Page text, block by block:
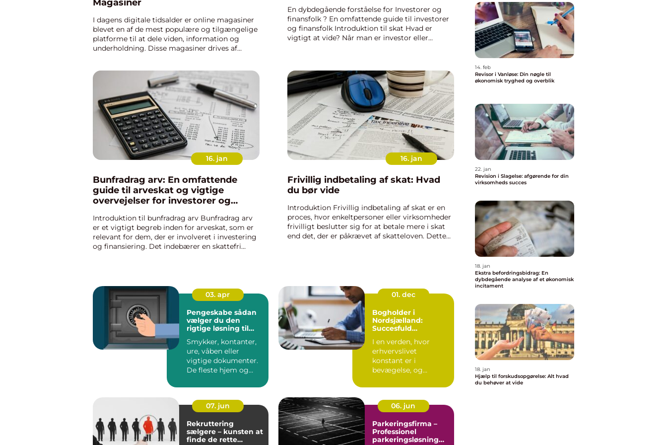
Magasiner
I dagens digitale tidsalder er online magasiner
blevet en af de mest populære og tilgængelige
platforme til at dele viden, information og
underholdning. Disse magasiner drives af
En dybdegående forståelse for Investorer og
finansfolk ? En omfattende guide til investorer
og finansfolk Introduktion til skat Hvad er
vigtigt at vide? Når man er investor eller
16. jan
Bunfradrag arv: En omfattende
guide til arveskat og vigtige
overvejelser for investorer og
Introduktion til bunfradrag arv Bunfradrag arv
er et vigtigt begreb inden for arveskat, som er
relevant for dem, der er involveret i investering
og finansiering. Det indebærer en skattefri
16. jan
Frivillig indbetaling af skat: Hvad
du bør vide
Introduktion Frivillig indbetaling af skat er en
proces, hvor enkeltpersoner eller virksomheder
frivilligt beslutter sig for at betale mere i skat
end det, der er påkrævet af skatteloven. Dette
03. apr
Pengeskabe sådan
vælger du den
rigtige løsning til
Smykker, kontanter,
ure, våben eller
vigtige dokumenter.
De fleste hjem og
værdier,...
01. dec
Bogholder i
Nordsjælland:
Succesfuld
I en verden, hvor
erhvervslivet
konstant er i
bevægelse, og
kan v&ae...
07. jun
Rekruttering
sælgere – kunsten at
finde de rette
06. jun
Parkeringsfirma –
Professionel
parkeringsløsning
14. feb
Revisor i Vanløse: Din nøgle til
økonomisk tryghed og overblik
22. jan
Revision i Slagelse: afgørende for din
virksomheds succes
18. jan
Ekstra befordringsbidrag: En
dybdegående analyse af et økonomisk
incitament
18. jan
Hjælp til forskudsopgørelse: Alt hvad
du behøver at vide